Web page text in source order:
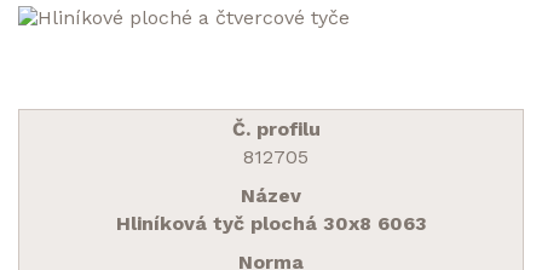
812705
Hliníková tyč plochá 30x8 6063